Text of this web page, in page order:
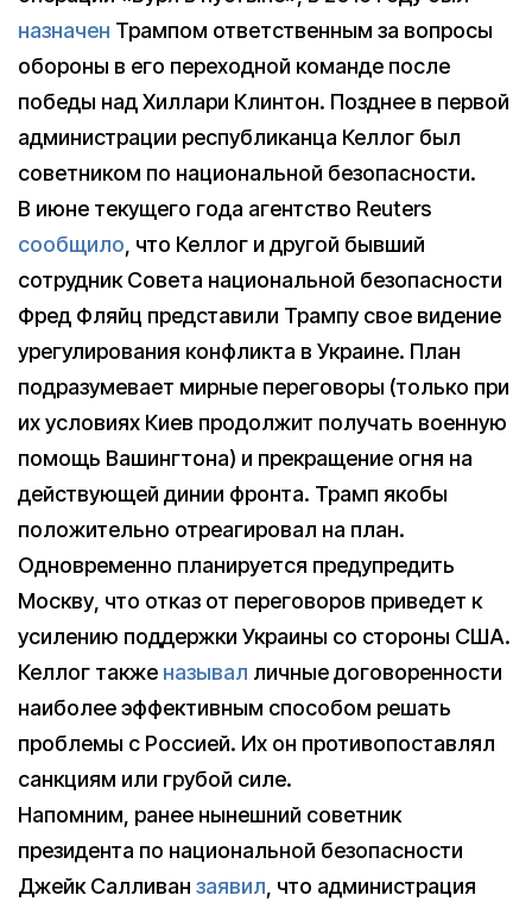
назначен Трампом ответственным за вопросы
обороны в его переходной команде после
победы над Хиллари Клинтон. Позднее в первой
администрации республиканца Келлог был
советником по национальной безопасности.
В июне текущего года агентство Reuters
сообщило, что Келлог и другой бывший
сотрудник Совета национальной безопасности
Фред Фляйц представили Трампу свое видение
урегулирования конфликта в Украине. План
подразумевает мирные переговоры (только при
их условиях Киев продолжит получать военную
помощь Вашингтона) и прекращение огня на
действующей динии фронта. Трамп якобы
положительно отреагировал на план.
Одновременно планируется предупредить
Москву, что отказ от переговоров приведет к
усилению поддержки Украины со стороны США.
Келлог также называл личные договоренности
наиболее эффективным способом решать
проблемы с Россией. Их он противопоставлял
санкциям или грубой силе.
Напомним, ранее нынешний советник
президента по национальной безопасности
Джейк Салливан заявил, что администрация